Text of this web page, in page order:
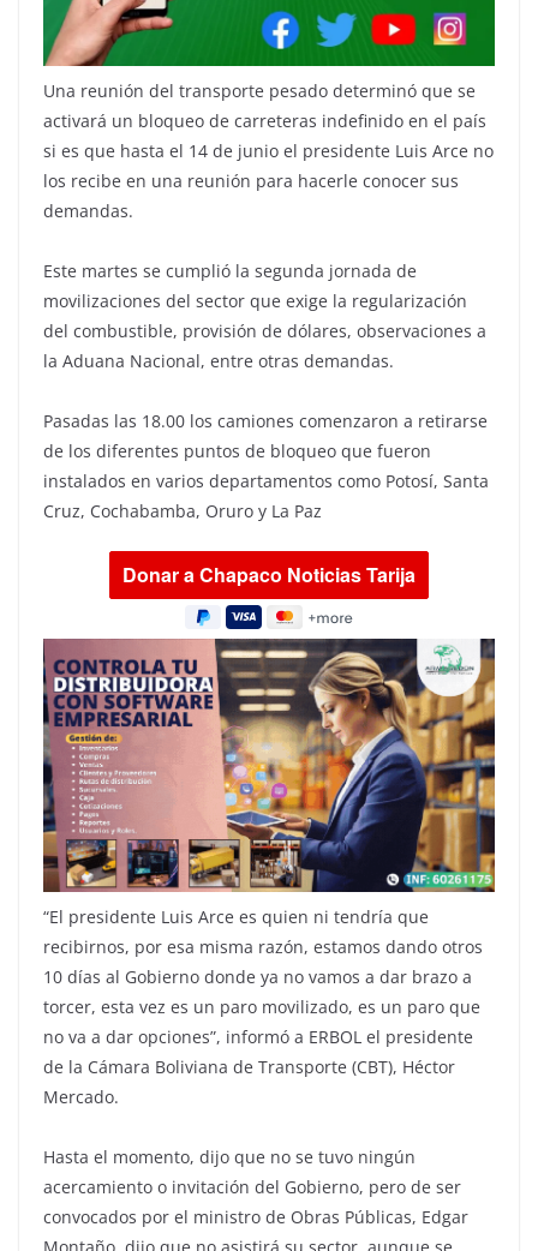
Una reunión del transporte pesado determinó que se
activará un bloqueo de carreteras indefinido en el país
si es que hasta el 14 de junio el presidente Luis Arce no
los recibe en una reunión para hacerle conocer sus
demandas.
Este martes se cumplió la segunda jornada de
movilizaciones del sector que exige la regularización
del combustible, provisión de dólares, observaciones a
la Aduana Nacional, entre otras demandas.
Pasadas las 18.00 los camiones comenzaron a retirarse
de los diferentes puntos de bloqueo que fueron
instalados en varios departamentos como Potosí, Santa
Cruz, Cochabamba, Oruro y La Paz
“El presidente Luis Arce es quien ni tendría que
recibirnos, por esa misma razón, estamos dando otros
10 días al Gobierno donde ya no vamos a dar brazo a
torcer, esta vez es un paro movilizado, es un paro que
no va a dar opciones”, informó a ERBOL el presidente
de la Cámara Boliviana de Transporte (CBT), Héctor
Mercado.
Hasta el momento, dijo que no se tuvo ningún
acercamiento o invitación del Gobierno, pero de ser
convocados por el ministro de Obras Públicas, Edgar